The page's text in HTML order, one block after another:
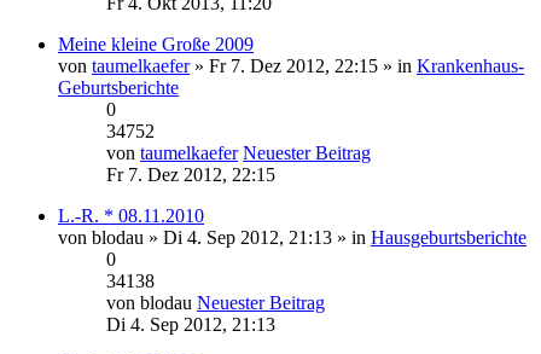
Meine kleine Große 2009
von taumelkaefer» Fr 7. Dez 2012, 22:15 » in Krankenhaus-
Geburtsberichte
0
34752
von taumelkaefer Neuester Beitrag
Fr 7. Dez 2012, 22:15
L.-R. * 08.11.2010
von blodau » Di 4. Sep 2012, 21:13 » in Hausgeburtsberichte
0
34138
von blodau Neuester Beitrag
Di 4. Sep 2012, 21:13